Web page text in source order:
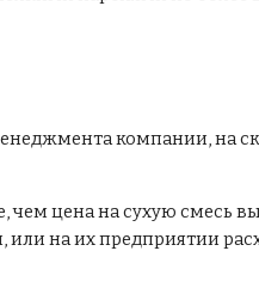
компании, на
чем цена на сухую смесь
или на их предприятии